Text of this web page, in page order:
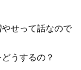
せって話なので
うするの？